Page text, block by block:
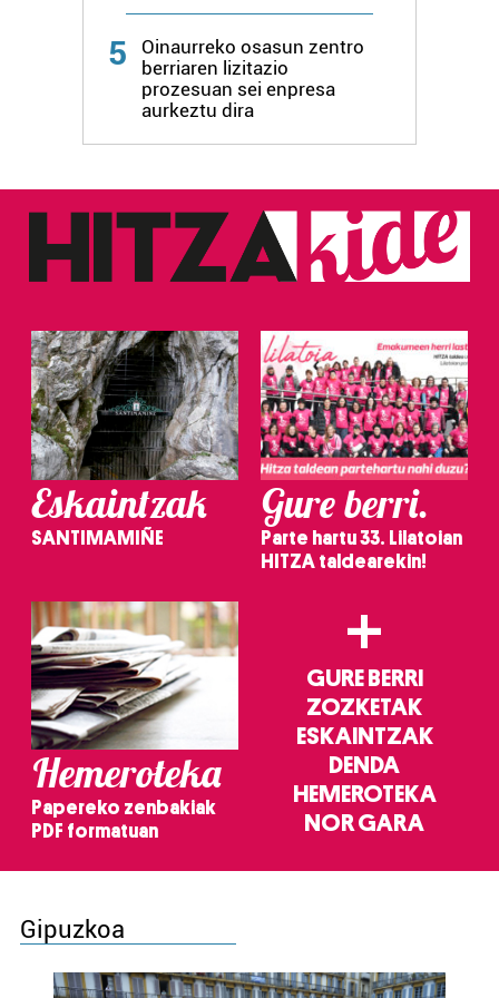
fitxategiak erabiltzen ditu. Zure esperientzia eta
zerbitzuak hobetzeko asmoz, cookie teknologiaz
baliatzen gara. Ohar hau onartuz gero, teknologia hori
5
Oinaurreko osasun zentro
berriaren lizitazio
prozesuan sei enpresa
aurkeztu dira
Eskaintzak
SANTIMAMIÑE
Gure berri.
Parte hartu 33. Lilatoian
HITZA taldearekin!
Hemeroteka
Papereko zenbakiak
PDF formatuan
+
GURE BERRI
ZOZKETAK
ESKAINTZAK
DENDA
HEMEROTEKA
NOR GARA
Gipuzkoa